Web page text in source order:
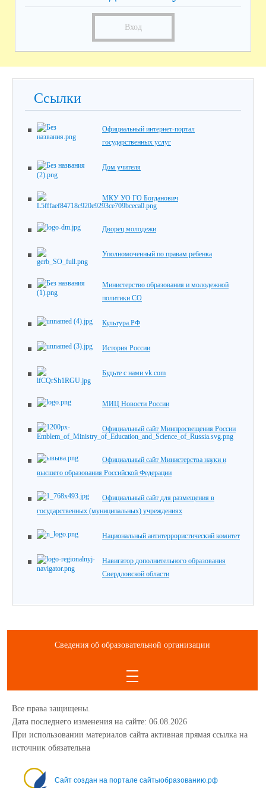
Вход
Ссылки
Официальный интернет-портал
государственных услуг
Дом учителя
МКУ УО ГО Богданович
Дворец молодежи
Уполномоченный по правам ребенка
Министерство образования и молодежной
политики СО
Культура.РФ
История России
Будьте с нами vk.com
МИЦ Новости России
Официальный сайт Минпросвещения России
Официальный сайт Министерства науки и
высшего образования Российской Федерации
Официальный сайт для размещения в
государственных (муниципальных) учреждениях
Национальный антитеррористический комитет
Навигатор дополнительного образования
Свердловской области
Сведения об образовательной организации
Все права защищены.
Дата последнего изменения на сайте: 06.08.2026
При использовании материалов сайта активная прямая ссылка на
источник обязательна
Сайт создан на портале сайтыобразованию.рф